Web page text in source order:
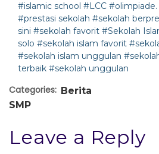
#islamic school #LCC
#prestasi sekolah #sekolah
sini #sekolah favorit #Sekolah
solo #sekolah islam favorit
#sekolah islam unggulan
terbaik #sekolah unggulan
Categories: Berita
SMP
Leave a Reply